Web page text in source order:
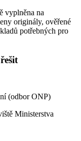
vyplněna na
originály, ověřené
potřebných pro
(odbor ONP)
Ministerstva